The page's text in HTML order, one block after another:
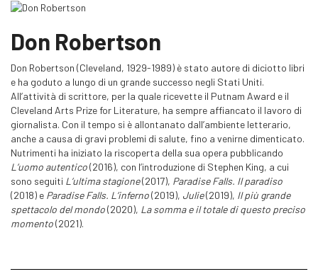
Don Robertson
Don Robertson (Cleveland, 1929-1989) è stato autore di diciotto libri
e ha goduto a lungo di un grande successo negli Stati Uniti.
All’attività di scrittore, per la quale ricevette il Putnam Award e il
Cleveland Arts Prize for Literature, ha sempre affiancato il lavoro di
giornalista. Con il tempo si è allontanato dall’ambiente letterario,
anche a causa di gravi problemi di salute, fino a venirne dimenticato.
Nutrimenti ha iniziato la riscoperta della sua opera pubblicando
L’uomo autentico(2016), con l’introduzione di Stephen King, a cui
sono seguiti L’ultima stagione(2017), Paradise Falls. Il paradiso
(2018) e Paradise Falls. L’inferno(2019), Julie(2019), Il più grande
spettacolo del mondo(2020), La somma e il totale di questo preciso
momento(2021).